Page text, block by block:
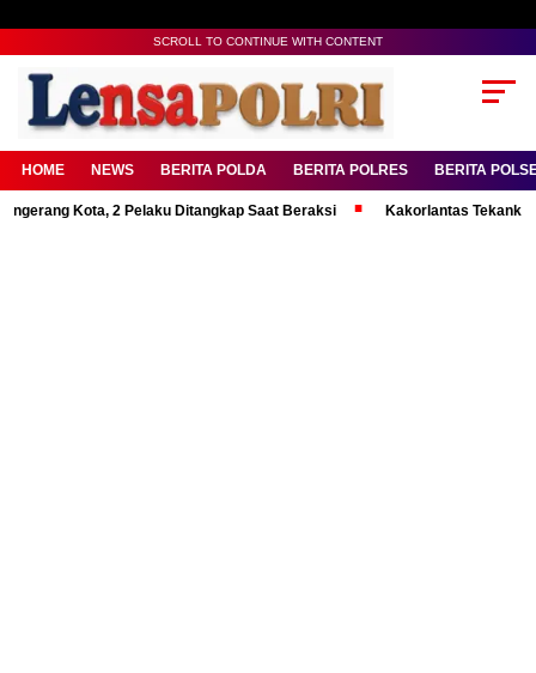
SCROLL TO CONTINUE WITH CONTENT
HOME NEWS BERITA POLDA BERITA POLRES BERITA
2 Pelaku Ditangkap Saat Beraksi Kakorlantas Tekankan Mental